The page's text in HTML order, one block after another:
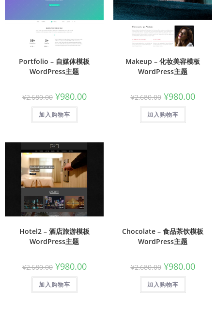
Portfolio – 自媒体模板
WordPress主题
¥2,680.00 ¥980.00
加入购物车
Makeup – 化妆美容模板
WordPress主题
¥2,680.00 ¥980.00
加入购物车
Hotel2 – 酒店旅游模板
WordPress主题
¥2,680.00 ¥980.00
加入购物车
Chocolate – 食品茶饮模板
WordPress主题
¥2,680.00 ¥980.00
加入购物车